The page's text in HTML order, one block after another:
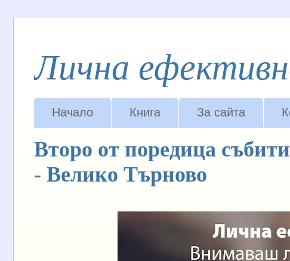
Лична
Начало Книга За сайта
Второ от поредица
- Велико Търново